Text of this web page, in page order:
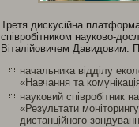
Третя дискусійна
співробітником науково-
Віталійовичем Давидовим.
начальника відділу
«Навчання та
науковий співробітник
«Результати
дистанційного